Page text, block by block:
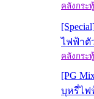
คลังกระ
ไฟฟ้าตั
คลังกระ
[PG
บุหรี่ไฟ